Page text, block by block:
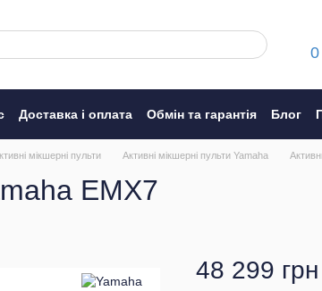
0
Доставка і оплата Обмін та гарантія Блог
мікшерні пульти Активні мікшерні пульти Yamaha
EMX7
48 299 грн